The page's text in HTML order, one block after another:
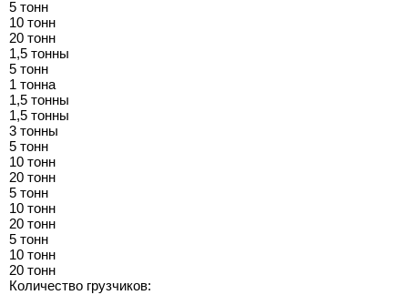
5 тонн
10 тонн
20 тонн
1,5 тонны
5 тонн
1 тонна
1,5 тонны
1,5 тонны
3 тонны
5 тонн
10 тонн
20 тонн
5 тонн
10 тонн
20 тонн
5 тонн
10 тонн
20 тонн
Количество грузчиков: